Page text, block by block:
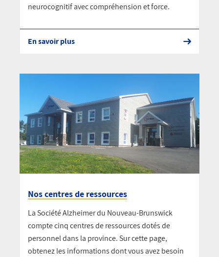
neurocognitif avec compréhension et force.
En savoir plus
Nos centres de ressources
La Société Alzheimer du Nouveau-Brunswick
compte cinq centres de ressources dotés de
personnel dans la province. Sur cette page,
obtenez les informations dont vous avez besoin